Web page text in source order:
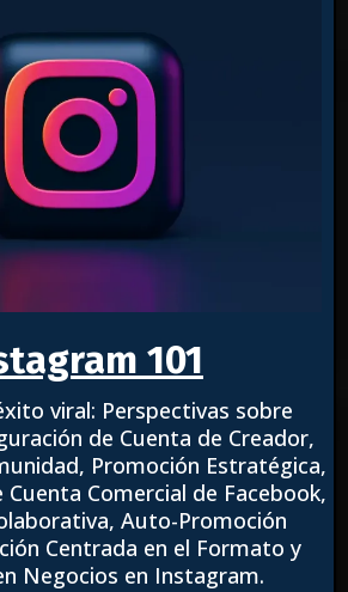
101
viral: Perspectivas sobre
de Cuenta de Creador,
Promoción Estratégica,
Comercial de Facebook,
Auto-Promoción
Centrada en el Formato y
Negocios en Instagram.